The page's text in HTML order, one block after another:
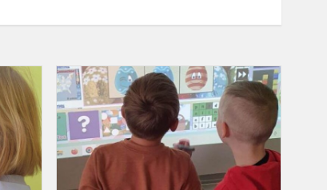
„Geniukų”
interaktyvi
diena
grupės
veikla